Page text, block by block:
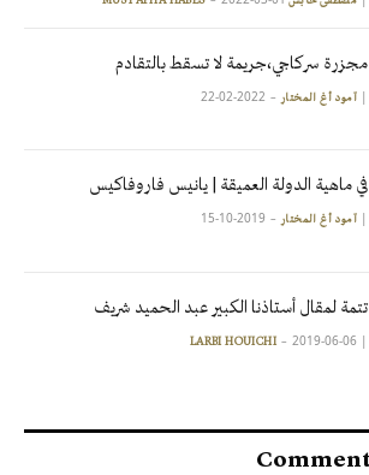
مجزرة سركاجي،جريمة لا تسقط بالتقادم
| آمود أغ المختار 2022-02-22
في ماهية الدولة العميقة | يانيس فاروفاكيس
| آمود أغ المختار 2019-10-15
تتمة لمقال أستاذنا الكبير عبد الحميد شريف
|
LARBI HOUICHI 2019-06-06